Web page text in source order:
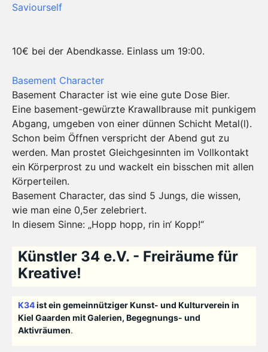
Saviourself
10€ bei der Abendkasse. Einlass um 19:00.
Basement Character
Basement Character ist wie eine gute Dose Bier.
Eine basement-gewürzte Krawallbrause mit punkigem
Abgang, umgeben von einer dünnen Schicht Metal(l).
Schon beim Öffnen verspricht der Abend gut zu
werden. Man prostet Gleichgesinnten im Vollkontakt
ein Körperprost zu und wackelt ein bisschen mit allen
Körperteilen.
Basement Character, das sind 5 Jungs, die wissen,
wie man eine 0,5er zelebriert.
In diesem Sinne: „Hopp hopp, rin in‘ Kopp!“
Künstler 34 e.V. - Freiräume für
Kreative!
K34ist ein gemeinnütziger Kunst- und Kulturverein in
Kiel Gaarden mit Galerien, Begegnungs- und
Aktivräumen.